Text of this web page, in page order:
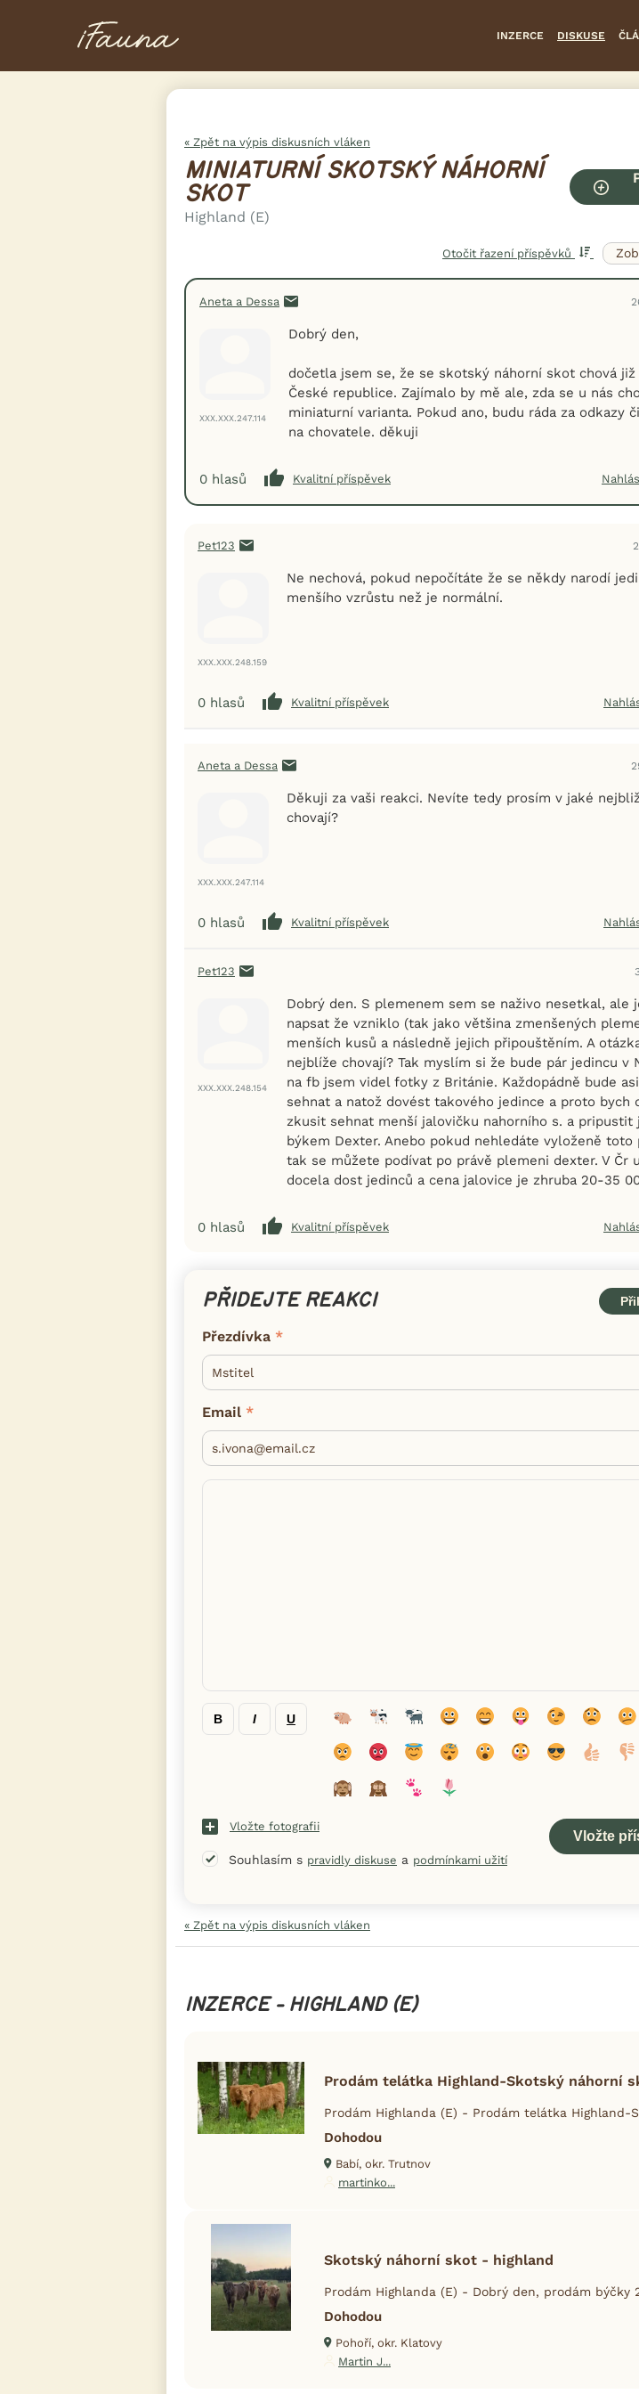
INZERCE DISKUSE
« Zpět na výpis diskusních vláken
MINIATURNÍ SKOTSKÝ NÁHORNÍ
SKOT
Highland (E)
Otočit řazení příspěvků
Aneta a Dessa
XXX.XXX.247.114
Dobrý den,
dočetla jsem se, že se skotský náhorní skot chová již
České republice. Zajímalo by mě ale, zda se u nás
miniaturní varianta. Pokud ano, budu ráda za odkazy
na chovatele. děkuji
0 hlasů Kvalitní příspěvek
Pet123
XXX.XXX.248.159
Ne nechová, pokud nepočítáte že se někdy narodí
menšího vzrůstu než je normální.
0 hlasů Kvalitní příspěvek
Aneta a Dessa
XXX.XXX.247.114
Děkuji za vaši reakci. Nevíte tedy prosím v jaké
chovají?
0 hlasů Kvalitní příspěvek
Pet123
XXX.XXX.248.154
Dobrý den. S plemenem sem se naživo nesetkal, ale
napsat že vzniklo (tak jako většina zmenšených
menších kusů a následně jejich připouštěním. A
nejblíže chovají? Tak myslím si že bude pár jedincu v
na fb jsem videl fotky z Británie. Každopádně bude
sehnat a natož dovést takového jedince a proto bych
zkusit sehnat menší jalovičku nahorního s. a pripustit
býkem Dexter. Anebo pokud nehledáte vyloženě toto
tak se můžete podívat po právě plemeni dexter. V Čr
docela dost jedinců a cena jalovice je zhruba 20-35
0 hlasů Kvalitní příspěvek
PŘIDEJTE REAKCI
Přezdívka
Email
B I U
Vložte fotografii
Souhlasím s pravidly diskuse a podmínkami užití
« Zpět na výpis diskusních vláken
INZERCE - HIGHLAND (E)
Prodám telátka Highland-Skotský náhorní
Prodám Highlanda (E) - Prodám telátka Highland-
Dohodou
Babí, okr. Trutnov
martinko...
Skotský náhorní skot - highland
Prodám Highlanda (E) - Dobrý den, prodám býčky
Dohodou
Pohoří, okr. Klatovy
Martin J...